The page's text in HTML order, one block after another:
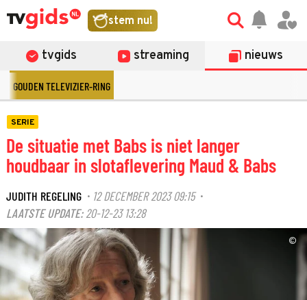
stem nu!
tvgids streaming nieuws
GOUDEN TELEVIZIER-RING
SERIE
De situatie met Babs is niet langer
houdbaar in slotaflevering Maud & Babs
JUDITH REGELING · 12 DECEMBER 2023 09:15·
LAATSTE UPDATE: 20-12-23 13:28
©